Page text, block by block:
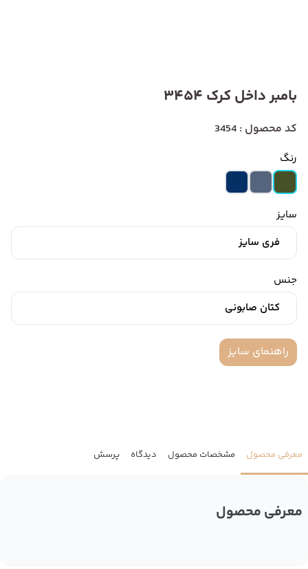
بامبر داخل کرک 3454
کد محصول : 3454
رنگ
سایز
فری سایز
جنس
کتان صابونی
راهنمای سایز
معرفی محصول مشخصات محصول دیدگاه پرسش
معرفی محصول